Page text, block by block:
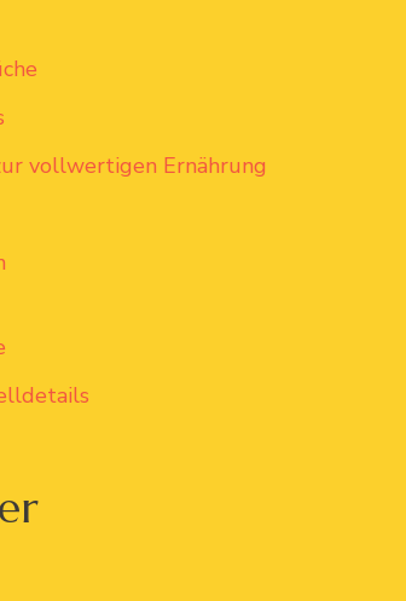
vollwertigen Ernährung